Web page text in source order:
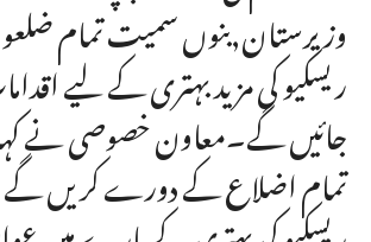
ریسکیو کی مزید بہتری کے لیے
جائیں گے۔معاون خصوصی نے